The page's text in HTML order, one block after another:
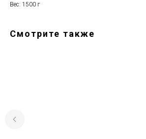
Вес: 1500 г
Смотрите также